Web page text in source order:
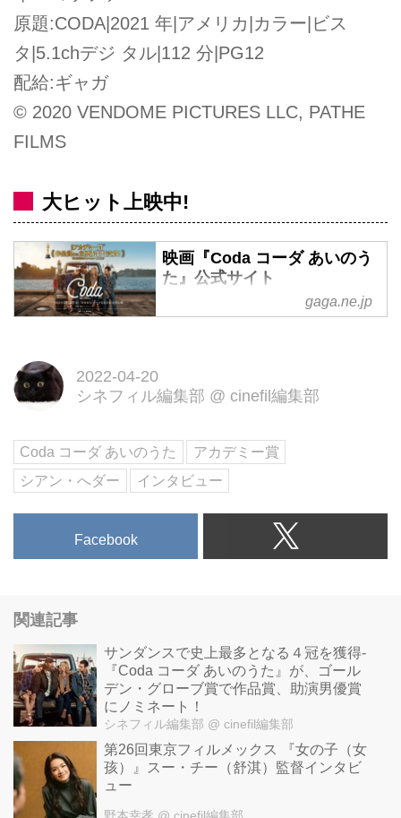
原題:CODA|2021 年|アメリカ|カラー|ビス
タ|5.1chデジ タル|112 分|PG12
配給:ギャガ
© 2020 VENDOME PICTURES LLC, PATHE
FILMS
大ヒット上映中!
映画『Coda コーダ あいのう
た』公式サイト
家族の中でたった一人健聴者であ
替える。 2022年1月21日[金]
gaga.ne.jp
2022-04-20
シネフィル編集部 @ cinefil編集部
Coda コーダ あいのうた
アカデミー賞
シアン・へダー
インタビュー
Facebook
関連記事
サンダンスで史上最多となる４冠を獲得-
『Coda コーダ あいのうた』が、ゴール
デン・グローブ賞で作品賞、助演男優賞
にノミネート！
シネフィル編集部 @ cinefil編集部
第26回東京フィルメックス 『女の子（女
孩）』スー・チー（舒淇）監督インタビ
ュー